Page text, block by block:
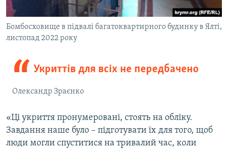
Бомбосховище в підвалі багатоквартирного будинку в Ялті,
листопад 2022 року
Укриттів для всіх не передбачено
Олександр Зраєнко
«Ці укриття пронумеровані, стоять на обліку.
Завдання наше було – підготувати їх для того, щоб
люди могли спуститися на тривалий час, коли